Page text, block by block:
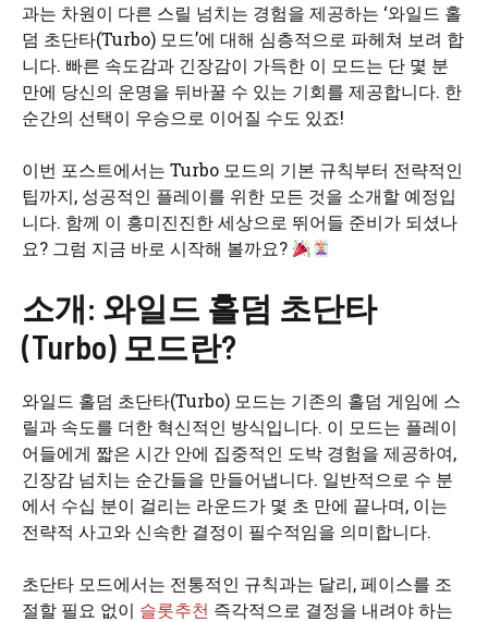
과는 차원이 다른 스릴 넘치는 경험을 제공하는 ‘와일드 홀
덤 초단타(Turbo) 모드’에 대해 심층적으로 파헤쳐 보려 합
니다. 빠른 속도감과 긴장감이 가득한 이 모드는 단 몇 분
만에 당신의 운명을 뒤바꿀 수 있는 기회를 제공합니다. 한
순간의 선택이 우승으로 이어질 수도 있죠!
이번 포스트에서는 Turbo 모드의 기본 규칙부터 전략적인
팁까지, 성공적인 플레이를 위한 모든 것을 소개할 예정입
니다. 함께 이 흥미진진한 세상으로 뛰어들 준비가 되셨나
요? 그럼 지금 바로 시작해 볼까요?
소개: 와일드 홀덤 초단타
(Turbo) 모드란?
와일드 홀덤 초단타(Turbo) 모드는 기존의 홀덤 게임에 스
릴과 속도를 더한 혁신적인 방식입니다. 이 모드는 플레이
어들에게 짧은 시간 안에 집중적인 도박 경험을 제공하여,
긴장감 넘치는 순간들을 만들어냅니다. 일반적으로 수 분
에서 수십 분이 걸리는 라운드가 몇 초 만에 끝나며, 이는
전략적 사고와 신속한 결정이 필수적임을 의미합니다.
초단타 모드에서는 전통적인 규칙과는 달리, 페이스를 조
절할 필요 없이 슬롯추천 즉각적으로 결정을 내려야 하는